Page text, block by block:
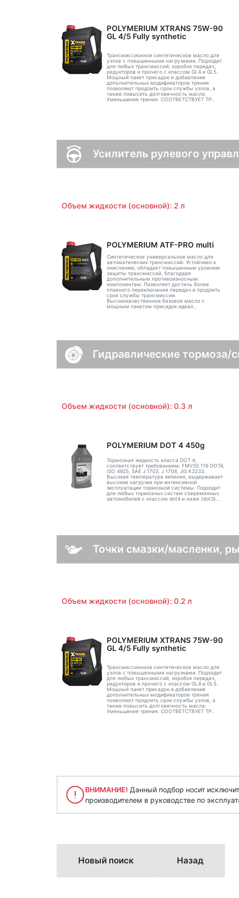
POLYMERIUM XTRANS 75W-90
GL 4/5 Fully synthetic
Трансмиссионное синтетическое масло для
узлов с повышенными нагрузками. Подходит
для любых трансмиссий, коробок передач,
редукторов и прочего с классом GL4 и GL5.
Мощный пакет присадок и добавление
дополнительных модификаторов трения
позволяют продлить срок службы узлов, а
также повысить долговечность масла.
Уменьшение трения. СООТВЕТСТВУЕТ ТР..
Усилитель рулевого
Объем жидкости (основной): 2 л
POLYMERIUM ATF-PRO multi
Синтетическое универсальное масло для
автоматических трансмиссий. Устойчиво к
окислению, обладает повышенным уровнем
защиты трансмиссий, благодаря
дополнительным противоизносным
компонентам. Позволяет достичь более
плавного переключения передач и продлить
срок службы трансмиссии.
Высококачественное базовое масло с
мощным пакетом присадок идеал..
Гидравлические тормоза/
Объем жидкости (основной): 0.3 л
POLYMERIUM DOT 4 450g
Тормозная жидкость класса DOT 4,
соответствует требованиям: FMVSS 116 DOT4,
ISO 4925, SAE J 1703, J 1704, JIS K2233.
Высокая температура кипения, выдерживает
высокие нагрузки при интенсивной
эксплуатации тормозной системы. Подходит
для любых тормозных систем современных
автомобилей с классом dot4 и ниже (dot3)...
Точки смазки/масленки,
Объем жидкости (основной): 0.2 л
POLYMERIUM XTRANS 75W-90
GL 4/5 Fully synthetic
Трансмиссионное синтетическое масло для
узлов с повышенными нагрузками. Подходит
для любых трансмиссий, коробок передач,
редукторов и прочего с классом GL4 и GL5.
Мощный пакет присадок и добавление
дополнительных модификаторов трения
позволяют продлить срок службы узлов, а
также повысить долговечность масла.
Уменьшение трения. СООТВЕТСТВУЕТ ТР..
ВНИМАНИЕ! Данный подбор носит
производителем в руководстве по
Новый поиск Назад